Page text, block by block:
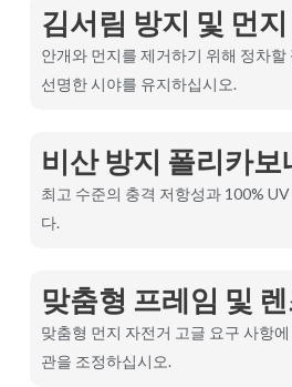
김서림 방지 및 먼
안개와 먼지를 제거하기 위해 정차할
선명한 시야를 유지하십시오.
비산 방지 폴리카
최고 수준의 충격 저항성과 100%
다.
맞춤형 프레임 및
맞춤형 먼지 자전거 고글 요구 사항
관을 조정하십시오.